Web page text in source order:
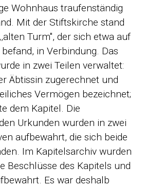
Wohnhaus traufenständig
Mit der Stiftskirche stand
Turm", der sich etwa auf
in Verbindung. Das
in zwei Teilen verwaltet:
Äbtissin zugerechnet und
Vermögen be­zeichnet;
dem Kapitel. Die
Urkunden wurden in zwei
aufbewahrt, die sich beide
Im Kapitelsarchiv wurden
Beschlüsse des Kapitels und
Es war deshalb